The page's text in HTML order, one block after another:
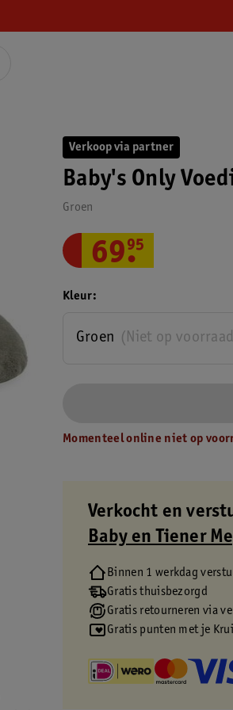
Verkoop via partner
Baby's Only
Groen
69.
95
Kleur
(Niet op
Groen
Momenteel online niet op
Verkocht en
Baby en Tiener
Binnen 1 werkdag
Gratis thuisbezorgd
Gratis retourneren via
Gratis punten met je